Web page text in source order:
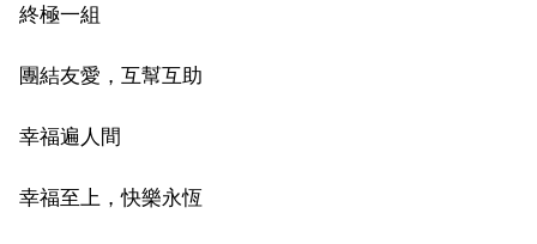
終極一組
團結友愛，互幫互助
幸福遍人間
幸福至上，快樂永恆